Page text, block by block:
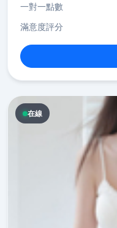
一對一點數
滿意度評分
在線